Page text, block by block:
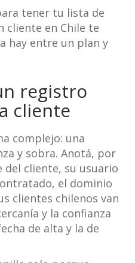
tener tu lista de
cliente en Chile te
hay entre un plan y
registro
cliente
complejo: una
y sobra. Anotá, por
del cliente, su usuario
el dominio
clientes chilenos van
y la confianza
de alta y la de